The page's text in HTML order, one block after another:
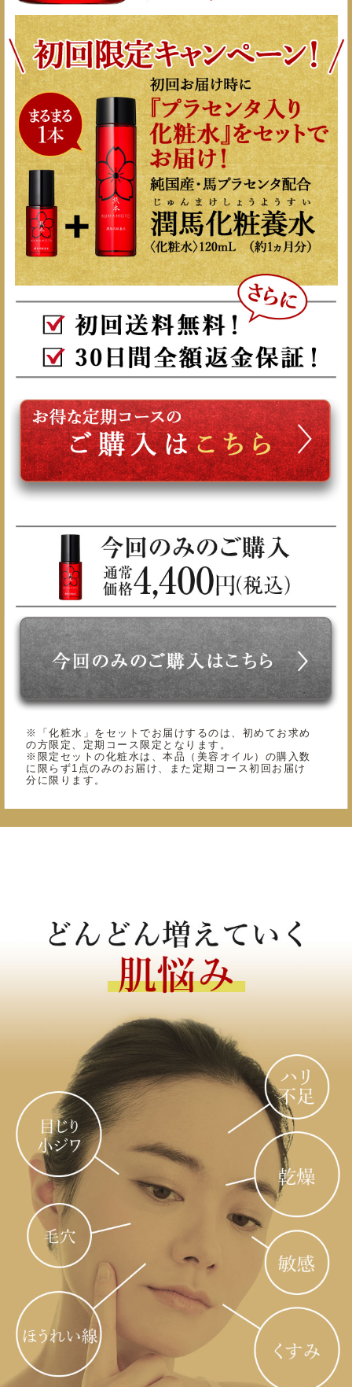
※「化粧水」をセットでお届けするのは、初めてお求め
の方限定、定期コース限定となります。
※限定セットの化粧水は、本品（美容オイル）の購入数
に限らず1点のみのお届け、また定期コース初回お届け
分に限ります。